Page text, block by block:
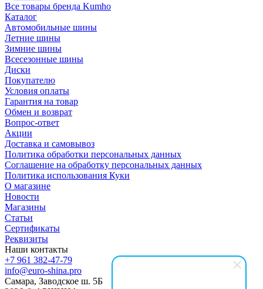
Все товары бренда Kumho
Каталог
Автомобильные шины
Летние шины
Зимние шины
Всесезонные шины
Диски
Покупателю
Условия оплаты
Гарантия на товар
Обмен и возврат
Вопрос-ответ
Акции
Доставка и самовывоз
Политика обработки персональных данных
Соглашение на обработку персональных данных
Политика использования Куки
О магазине
Новости
Магазины
Статьи
Сертификаты
Реквизиты
Наши контакты
+7 961 382-47-79
info@euro-shina.pro
Самара, Заводское ш. 5Б